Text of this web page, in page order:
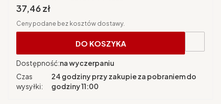
Cena brutto
37,46 zł
Ceny podane bez kosztów dostawy.
DO KOSZYKA
Dostępność:na wyczerpaniu
Czas
wysyłki:
24 godziny przy zakupie za pobraniem do
godziny 11:00